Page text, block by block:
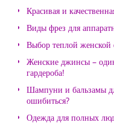
Красивая и
Виды фрез для
Выбор теплой
Женские джинсы –
гардероба!
Шампуни и бальзамы
ошибиться?
Одежда для полных